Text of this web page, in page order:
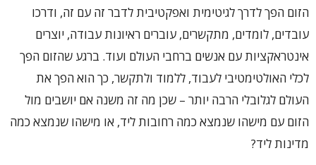
הזום הפך לדרך לגיטימית ואפקטיבית לדבר זה עם זה, ודרכו
עובדים, לומדים, מתקשרים, עוברים ראיונות עבודה, יוצרים
אינטראקציות עם אנשים ברחבי העולם ועוד. ברגע שהזום הפך
לכלי האולטימטיבי לעבוד, ללמוד ולתקשר, כך הוא הפך את
העולם לגלובלי הרבה יותר – שכן מה זה משנה אם יושבים מול
הזום עם מישהו שנמצא כמה רחובות ליד, או מישהו שנמצא כמה
מדינות ליד?